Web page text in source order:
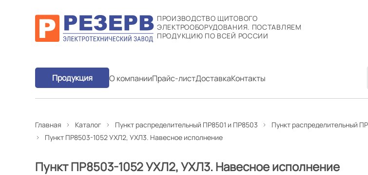
ПРОИЗВОДСТВО ЩИТОВОГО
ЭЛЕКТРООБОРУДОВАНИЯ. ПОСТАВЛЯЕМ
ПРОДУКЦИЮ ПО ВСЕЙ РОССИИ
Продукция О компанииПрайс-листДоставкаКонтакты
Главная Каталог Пункт распределительный ПР8501 и ПР8503
Пункт распределительный
Пункт ПР8503-1052 УХЛ2, УХЛ3. Навесное исполнение
Пункт ПР8503-1052 УХЛ2, УХЛ3. Навесное исполнение